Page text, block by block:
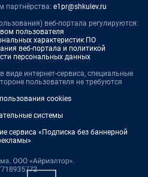
партнёрства: e1pr@shkulev.ru
веб-портала регулируются:
пользователя
характеристик ПО
веб-портала и политикой
персональных данных
виде интернет-сервиса, специальные
пользователя не требуются
cookies
системы
сервиса «Подписка без баннерной